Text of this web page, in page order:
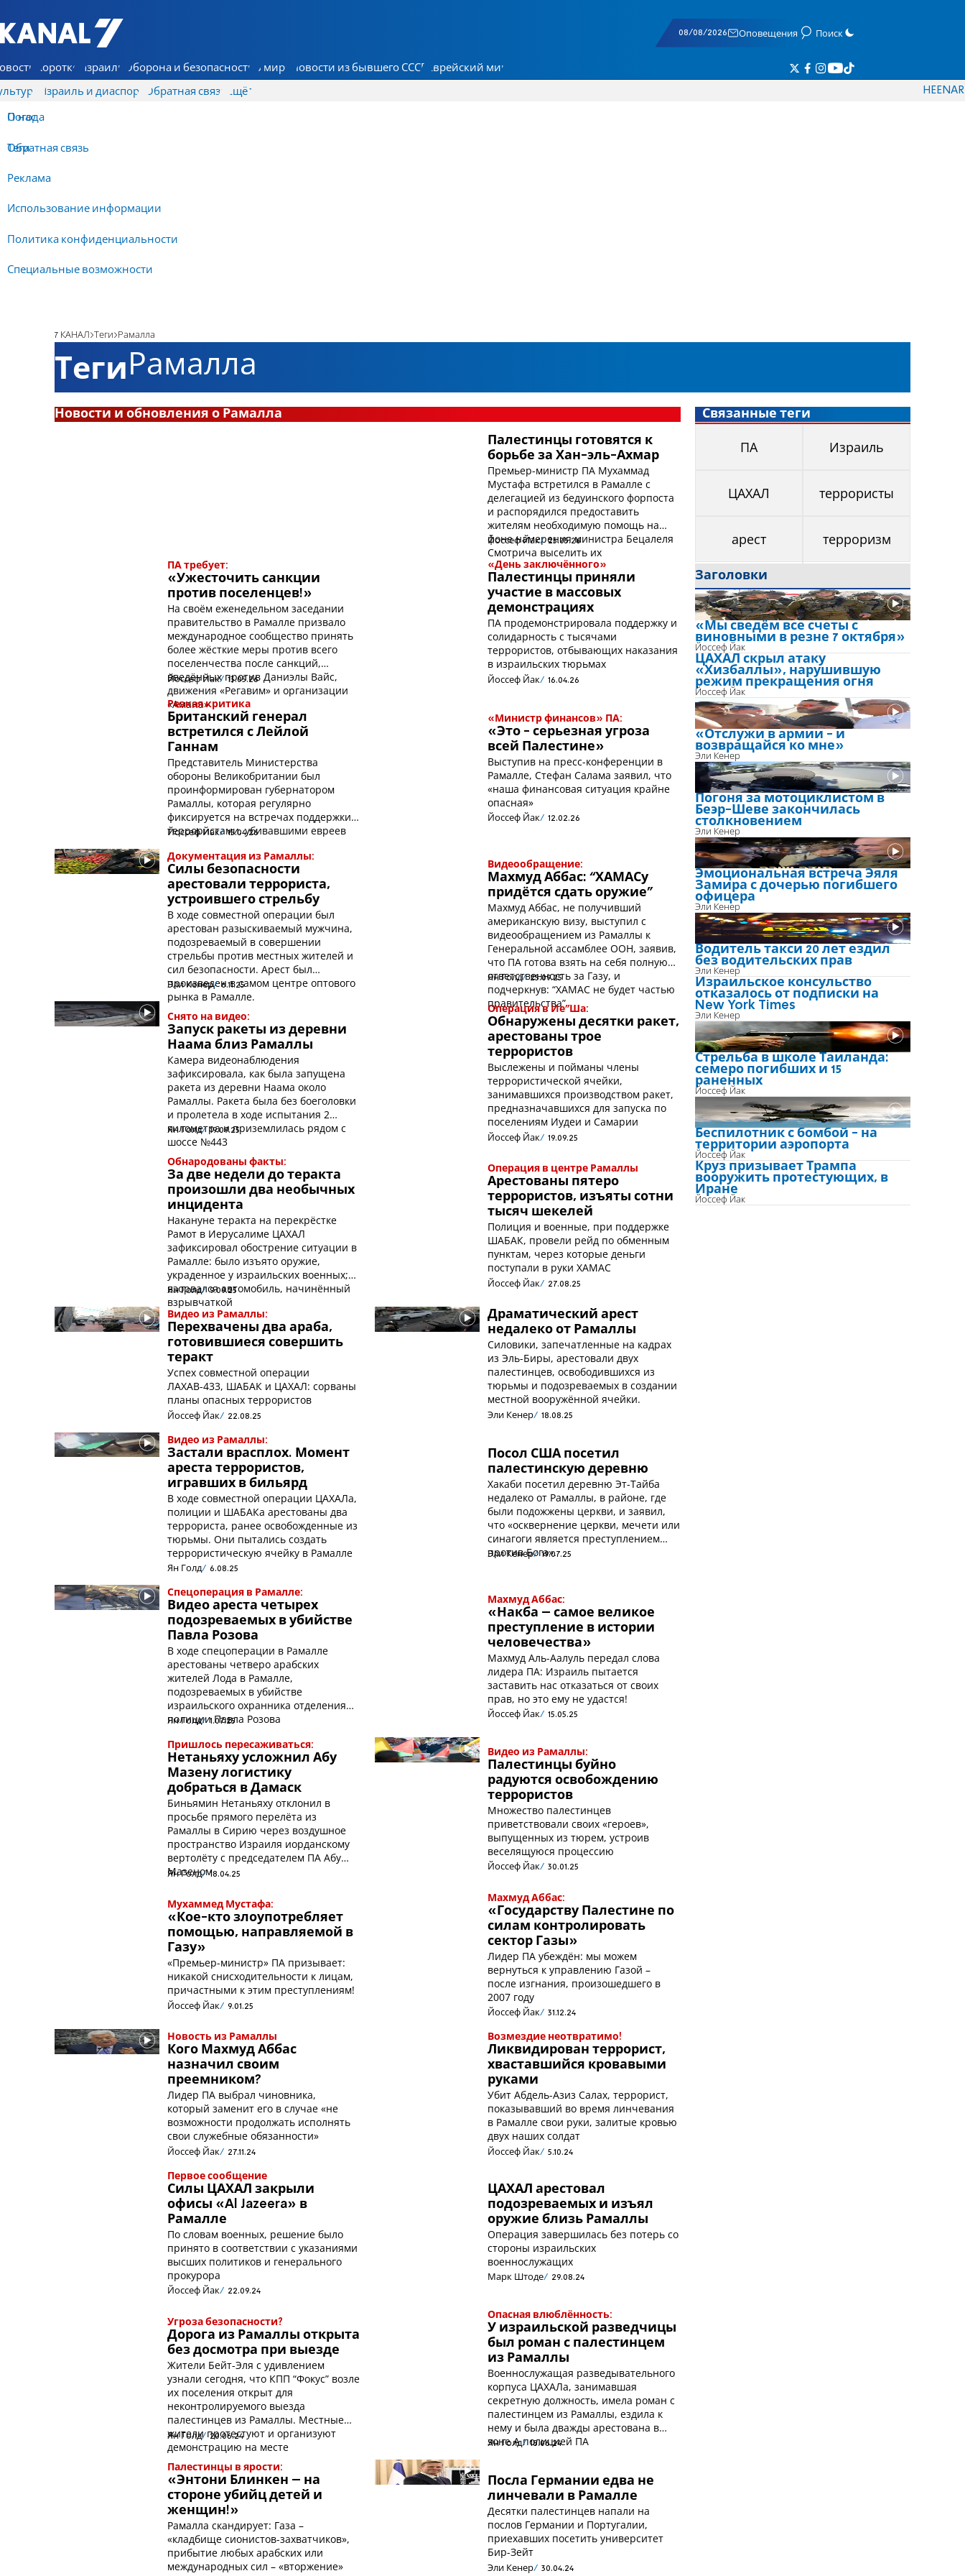
7 КАНАЛ - Аруц Шева
08/08/2026 Оповещения Поиск
Коротко Израиль Оборона и безопасность В мире Новости из бывшего СССР Еврейский мир
Израиль и диаспора Обратная связь
О нас
Обратная связь
Реклама
Использование информации
Политика конфиденциальности
Специальные возможности
Ещё
Погода
Теги
HEENAR
7 КАНАЛ Теги Рамалла
ТегиРамалла
Новости и обновления о Рамалла
Палестинцы готовятся к
борьбе за Хан-эль-Ахмар
Премьер-министр ПА Мухаммад
Мустафа встретился в Рамалле с
делегацией из бедуинского форпоста
и распорядился предоставить
жителям необходимую помощь на
фоне намерения министра Бецалеля
Смотрича выселить их
Йоссеф Йак 25.05.26
ПА требует:
«Ужесточить санкции
против поселенцев!»
На своём еженедельном заседании
правительство в Рамалле призвало
международное сообщество принять
более жёсткие меры против всего
поселенчества после санкций,
введённых против Даниэлы Вайс,
движения «Регавим» и организации
«Амана»
Йоссеф Йак 13.05.26
«День заключённого»
Палестинцы приняли
участие в массовых
демонстрациях
ПА продемонстрировала поддержку и
солидарность с тысячами
террористов, отбывающих наказания
в израильских тюрьмах
Йоссеф Йак 16.04.26
Резкая критика
Британский генерал
встретился с Лейлой
Ганнам
Представитель Министерства
обороны Великобритании был
проинформирован губернатором
Рамаллы, которая регулярно
фиксируется на встречах поддержки с
террористами, убивавшими евреев
Йоссеф Йак 15.04.26
«Министр финансов» ПА:
«Это - серьезная угроза
всей Палестине»
Выступив на пресс-конференции в
Рамалле, Стефан Салама заявил, что
«наша финансовая ситуация крайне
опасная»
Йоссеф Йак 12.02.26
Документация из Рамаллы:
Силы безопасности
арестовали террориста,
устроившего стрельбу
В ходе совместной операции был
арестован разыскиваемый мужчина,
подозреваемый в совершении
стрельбы против местных жителей и
сил безопасности. Арест был
произведен в самом центре оптового
рынка в Рамалле.
Эли Кенер 6.11.25
Видеообращение:
Махмуд Аббас: “ХАМАСу
придётся сдать оружие”
Махмуд Аббас, не получивший
американскую визу, выступил с
видеообращением из Рамаллы к
Генеральной ассамблее ООН, заявив,
что ПА готова взять на себя полную
ответственность за Газу, и
подчеркнув: “ХАМАС не будет частью
правительства”
Ян Голд 25.09.25
Снято на видео:
Запуск ракеты из деревни
Наама близ Рамаллы
Камера видеонаблюдения
зафиксировала, как была запущена
ракета из деревни Наама около
Рамаллы. Ракета была без боеголовки
и пролетела в ходе испытания 2
километра и приземлилась рядом с
шоссе №443
Ян Голд 19.09.25
Операция в Ие”Ша:
Обнаружены десятки ракет,
арестованы трое
террористов
Выслежены и пойманы члены
террористической ячейки,
занимавшихся производством ракет,
предназначавшихся для запуска по
поселениям Иудеи и Самарии
Йоссеф Йак 19.09.25
Обнародованы факты:
За две недели до теракта
произошли два необычных
инцидента
Накануне теракта на перекрёстке
Рамот в Иерусалиме ЦАХАЛ
зафиксировал обострение ситуации в
Рамалле: было изъято оружие,
украденное у израильских военных;
взорвался автомобиль, начинённый
взрывчаткой
Ян Голд 9.09.25
Операция в центре Рамаллы
Арестованы пятеро
террористов, изъяты сотни
тысяч шекелей
Полиция и военные, при поддержке
ШАБАК, провели рейд по обменным
пунктам, через которые деньги
поступали в руки ХАМАС
Йоссеф Йак 27.08.25
Видео из Рамаллы:
Перехвачены два араба,
готовившиеся совершить
теракт
Успех совместной операции
ЛАХАВ-433, ШАБАК и ЦАХАЛ: сорваны
планы опасных террористов
Йоссеф Йак 22.08.25
Драматический арест
недалеко от Рамаллы
Силовики, запечатленные на кадрах
из Эль-Биры, арестовали двух
палестинцев, освободившихся из
тюрьмы и подозреваемых в создании
местной вооружённой ячейки.
Эли Кенер 18.08.25
Видео из Рамаллы:
Застали врасплох. Момент
ареста террористов,
игравших в бильярд
В ходе совместной операции ЦАХАЛа,
полиции и ШАБАКа арестованы два
террориста, ранее освобожденные из
тюрьмы. Они пытались создать
террористическую ячейку в Рамалле
Ян Голд 6.08.25
Посол США посетил
палестинскую деревню
Хакаби посетил деревню Эт-Тайба
недалеко от Рамаллы, в районе, где
были подожжены церкви, и заявил,
что «осквернение церкви, мечети или
синагоги является преступлением
против Бога».
Эли Кенер 19.07.25
Спецоперация в Рамалле:
Видео ареста четырех
подозреваемых в убийстве
Павла Розова
В ходе спецоперации в Рамалле
арестованы четверо арабских
жителей Лода в Рамалле,
подозреваемых в убийстве
израильского охранника отделения
полиции Павла Розова
Ян Голд 1.07.25
Махмуд Аббас:
«Накба – самое великое
преступление в истории
человечества»
Махмуд Аль-Аалуль передал слова
лидера ПА: Израиль пытается
заставить нас отказаться от своих
прав, но это ему не удастся!
Йоссеф Йак 15.05.25
Пришлось пересаживаться:
Нетаньяху усложнил Абу
Мазену логистику
добраться в Дамаск
Биньямин Нетаньяху отклонил в
просьбе прямого перелёта из
Рамаллы в Сирию через воздушное
пространство Израиля иорданскому
вертолёту с председателем ПА Абу
Мазеном
Ян Голд 18.04.25
Видео из Рамаллы:
Палестинцы буйно
радуются освобождению
террористов
Множество палестинцев
приветствовали своих «героев»,
выпущенных из тюрем, устроив
веселящуюся процессию
Йоссеф Йак 30.01.25
Мухаммед Мустафа:
«Кое-кто злоупотребляет
помощью, направляемой в
Газу»
«Премьер-министр» ПА призывает:
никакой снисходительности к лицам,
причастными к этим преступлениям!
Йоссеф Йак 9.01.25
Махмуд Аббас:
«Государству Палестине по
силам контролировать
сектор Газы»
Лидер ПА убеждён: мы можем
вернуться к управлению Газой –
после изгнания, произошедшего в
2007 году
Йоссеф Йак 31.12.24
Новость из Рамаллы
Кого Махмуд Аббас
назначил своим
преемником?
Лидер ПА выбрал чиновника,
который заменит его в случае «не
возможности продолжать исполнять
свои служебные обязанности»
Йоссеф Йак 27.11.24
Возмездие неотвратимо!
Ликвидирован террорист,
хваставшийся кровавыми
руками
Убит Абдель-Азиз Салах, террорист,
показывавший во время линчевания
в Рамалле свои руки, залитые кровью
двух наших солдат
Йоссеф Йак 5.10.24
Первое сообщение
Силы ЦАХАЛ закрыли
офисы «Al Jazeera» в
Рамалле
По словам военных, решение было
принято в соответствии с указаниями
высших политиков и генерального
прокурора
Йоссеф Йак 22.09.24
ЦАХАЛ арестовал
подозреваемых и изъял
оружие близь Рамаллы
Операция завершилась без потерь со
стороны израильских
военнослужащих
Марк Штоде 29.08.24
Угроза безопасности?
Дорога из Рамаллы открыта
без досмотра при выезде
Жители Бейт-Эля с удивлением
узнали сегодня, что КПП “Фокус” возле
их поселения открыт для
неконтролируемого выезда
палестинцев из Рамаллы. Местные
жители протестуют и организуют
демонстрацию на месте
Ян Голд 20.06.24
Опасная влюблённость:
У израильской разведчицы
был роман с палестинцем
из Рамаллы
Военнослужащая разведывательного
корпуса ЦАХАЛа, занимавшая
секретную должность, имела роман с
палестинцем из Рамаллы, ездила к
нему и была дважды арестована в
зоне А полицией ПА
Ян Голд 18.06.24
Палестинцы в ярости:
«Энтони Блинкен – на
стороне убийц детей и
женщин!»
Рамалла скандирует: Газа –
«кладбище сионистов-захватчиков»,
прибытие любых арабских или
международных сил – «вторжение»
Посла Германии едва не
линчевали в Рамалле
Десятки палестинцев напали на
послов Германии и Португалии,
приехавших посетить университет
Бир-Зейт
Эли Кенер 30.04.24
Связанные теги
ПА Израиль
ЦАХАЛ террористы
арест терроризм
Заголовки
«Мы сведём все счеты с
виновными в резне 7 октября»
Йоссеф Йак
ЦАХАЛ скрыл атаку
«Хизбаллы», нарушившую
режим прекращения огня
Йоссеф Йак
«Отслужи в армии - и
возвращайся ко мне»
Эли Кенер
Погоня за мотоциклистом в
Беэр-Шеве закончилась
столкновением
Эли Кенер
Эмоциональная встреча Эяля
Замира с дочерью погибшего
офицера
Эли Кенер
Водитель такси 20 лет ездил
без водительских прав
Эли Кенер
Израильское консульство
отказалось от подписки на
New York Times
Эли Кенер
Стрельба в школе Таиланда:
семеро погибших и 15
раненных
Йоссеф Йак
Беспилотник с бомбой - на
территории аэропорта
Йоссеф Йак
Круз призывает Трампа
вооружить протестующих, в
Иране
Йоссеф Йак